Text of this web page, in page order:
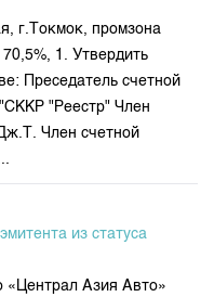
г.Токмок, промзона
1. Утвердить
Преседатель счетной
"Реестр" Член
Член счетной
из статуса
«Централ Азия Авто»